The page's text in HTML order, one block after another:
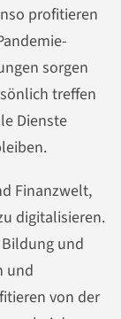
profitieren
sorgen
treffen
Dienste
Finanzwelt,
digitalisieren.
und
und
von der